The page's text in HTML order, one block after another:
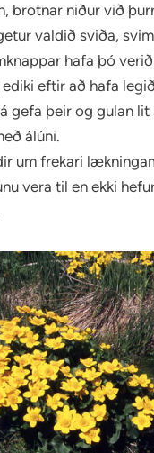
brotnar niður við
valdið sviða,
hafa þó
eftir að hafa
gefa þeir og gulan lit
álúni.
um frekari
vera til en ekki